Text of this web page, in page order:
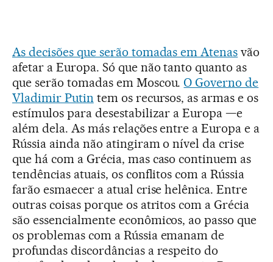
As decisões que serão tomadas em Atenas vão
afetar a Europa. Só que não tanto quanto as
que serão tomadas em Moscou. O Governo de
Vladimir Putin tem os recursos, as armas e os
estímulos para desestabilizar a Europa —e
além dela. As más relações entre a Europa e a
Rússia ainda não atingiram o nível da crise
que há com a Grécia, mas caso continuem as
tendências atuais, os conflitos com a Rússia
farão esmaecer a atual crise helênica. Entre
outras coisas porque os atritos com a Grécia
são essencialmente econômicos, ao passo que
os problemas com a Rússia emanam de
profundas discordâncias a respeito do